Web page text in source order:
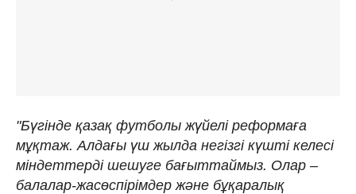
"Бүгінде қазақ футболы жүйелі реформаға
мұқтаж. Алдағы үш жылда негізгі күшті келесі
міндеттерді шешуге бағыттаймыз. Олар –
балалар-жасөспірімдер және бұқаралық